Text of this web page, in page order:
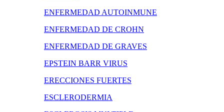
ENFERMEDAD AUTOINMUNE
ENFERMEDAD DE CROHN
ENFERMEDAD DE GRAVES
EPSTEIN BARR VIRUS
ERECCIONES FUERTES
ESCLERODERMIA